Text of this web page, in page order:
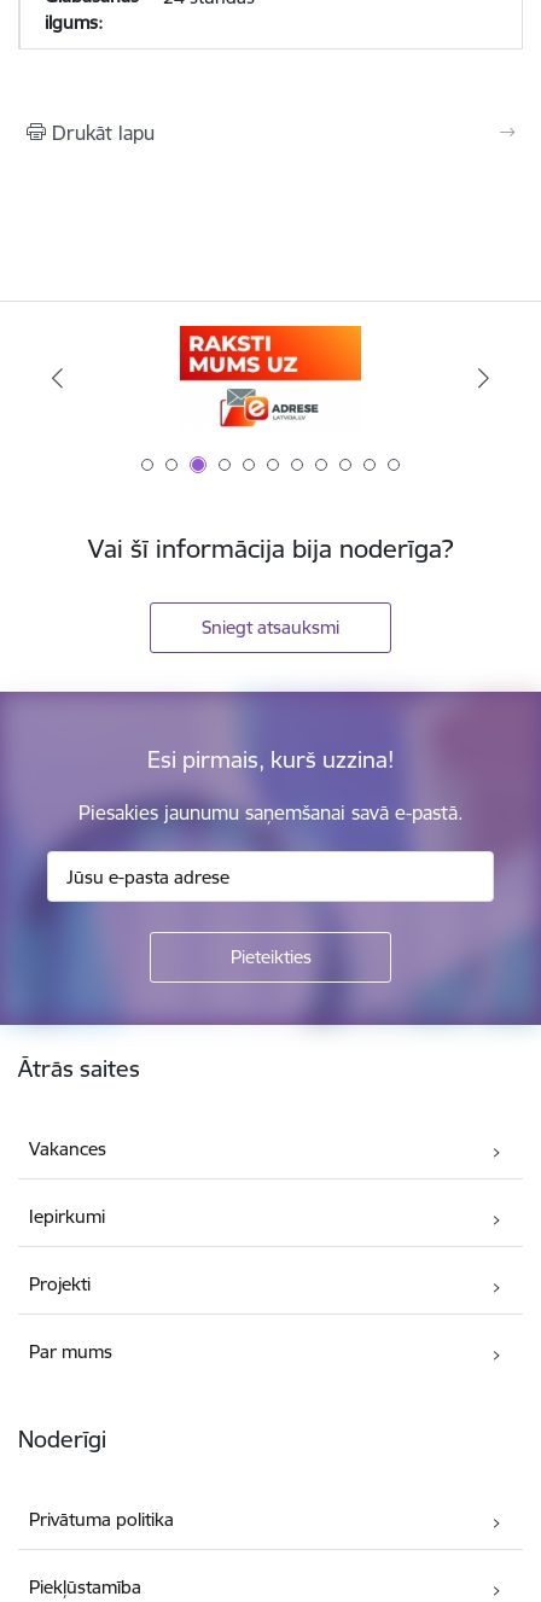
Drukāt lapu
Vai šī informācija bija noderīga?
Sniegt atsauksmi
Esi pirmais, kurš uzzina!
Piesakies jaunumu saņemšanai savā e-pastā.
Kājene
Ātrās saites
Vakances
Iepirkumi
Projekti
Par mums
Noderīgi
Privātuma politika
Piekļūstamība